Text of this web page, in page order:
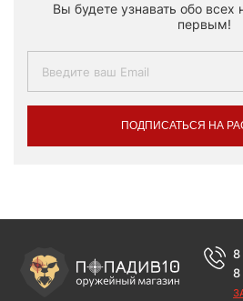
Вы будете узнавать обо всех
первым!
ПОДПИСАТЬСЯ НА
8
8